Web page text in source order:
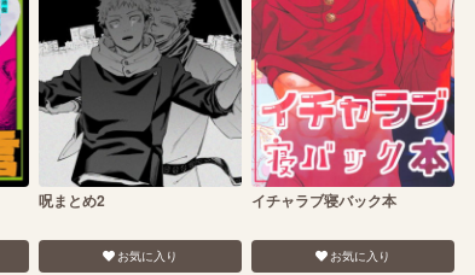
呪まとめ2
お気に入り
イチャラブ寝バック本
お気に入り